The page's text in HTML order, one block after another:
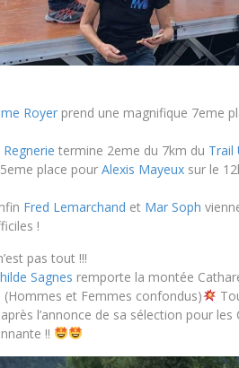
Royerprend une magnifique 7eme
Regnerie termine 2eme du 7km du Trail
place pour Alexis Mayeux sur le
Fred Lemarchand et Mar Soph
!
pas tout !!!
Sagnes remporte la montée
(Hommes et Femmes confondus)
l’annonce de sa sélection pour
!!